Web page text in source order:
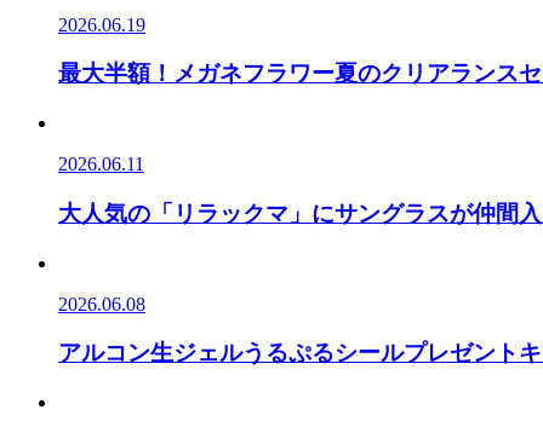
2026.06.19
最大半額！メガネフラワー夏のクリアランス
2026.06.11
大人気の「リラックマ」にサングラスが仲間入
2026.06.08
アルコン生ジェルうるぷるシールプレゼント